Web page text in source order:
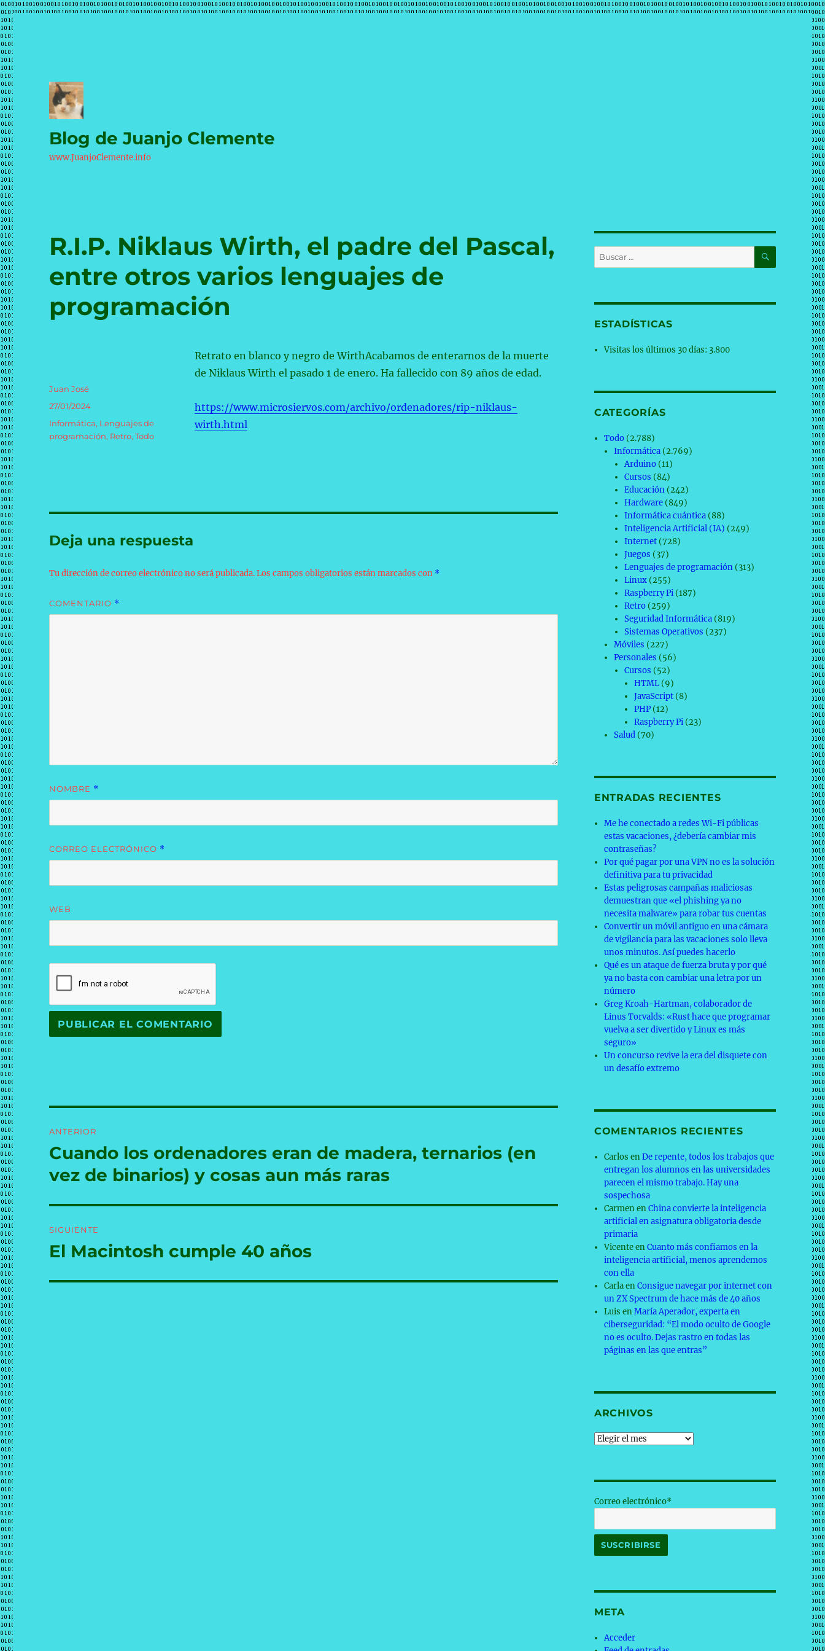
Blog de Juanjo Clemente
www.JuanjoClemente.info
R.I.P. Niklaus Wirth, el padre del Pascal,
entre otros varios lenguajes de
programación
Retrato en blanco y negro de WirthAcabamos de enterarnos de la muerte
de Niklaus Wirth el pasado 1 de enero. Ha fallecido con 89 años de edad.
https://www.microsiervos.com/archivo/ordenadores/rip-niklaus-
wirth.html
Autor
Juan José
Publicado
27/01/2024
Categorías
Informática, Lenguajes de
programación, Retro,Todo
Deja una respuesta
Tu dirección de correo electrónico no será publicada.Los campos obligatorios están marcados con *
COMENTARIO *
NOMBRE *
CORREO ELECTRÓNICO *
WEB
de
entradas
ANTERIOR
Entrada
Cuando los ordenadores eran de madera, ternarios (en
vez de binarios) y cosas aun más raras
SIGUIENTE
Entrada
El Macintosh cumple 40 años
Buscar
por:
BUSCAR
ESTADÍSTICAS
Visitas los últimos 30 días: 3.800
CATEGORÍAS
Todo (2.788)
Informática (2.769)
Arduino(11)
Cursos (84)
Educación(242)
Hardware(849)
Informática cuántica(88)
Inteligencia Artificial (IA) (249)
Internet(728)
Juegos (37)
Lenguajes de programación(313)
Linux(255)
Raspberry Pi(187)
Retro(259)
Seguridad Informática(819)
Sistemas Operativos (237)
Móviles (227)
Personales (56)
Cursos (52)
HTML(9)
JavaScript(8)
PHP(12)
Raspberry Pi(23)
Salud (70)
ENTRADAS RECIENTES
Me he conectado a redes Wi-Fi públicas
estas vacaciones, ¿debería cambiar mis
contraseñas?
Por qué pagar por una VPN no es la solución
definitiva para tu privacidad
Estas peligrosas campañas maliciosas
demuestran que «el phishing ya no
necesita malware» para robar tus cuentas
Convertir un móvil antiguo en una cámara
de vigilancia para las vacaciones solo lleva
unos minutos. Así puedes hacerlo
Qué es un ataque de fuerza bruta y por qué
ya no basta con cambiar una letra por un
número
Greg Kroah-Hartman, colaborador de
Linus Torvalds: «Rust hace que programar
vuelva a ser divertido y Linux es más
seguro»
Un concurso revive la era del disquete con
un desafío extremo
COMENTARIOS RECIENTES
Carlos enDe repente, todos los trabajos que
entregan los alumnos en las universidades
parecen el mismo trabajo. Hay una
sospechosa
CarmenenChina convierte la inteligencia
artificial en asignatura obligatoria desde
primaria
VicenteenCuanto más confiamos en la
inteligencia artificial, menos aprendemos
con ella
CarlaenConsigue navegar por internet con
un ZX Spectrum de hace más de 40 años
Luis enMaría Aperador, experta en
ciberseguridad: “El modo oculto de Google
no es oculto. Dejas rastro en todas las
páginas en las que entras”
ARCHIVOS
Archivos
Correo electrónico*
META
Acceder